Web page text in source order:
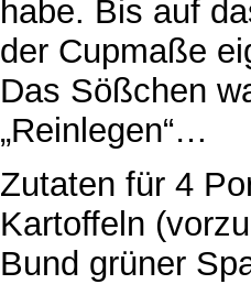
habe. Bis auf
der Cupmaße
Das Sößchen
„Reinlegen“…
Zutaten für 4
Kartoffeln
Bund grüner